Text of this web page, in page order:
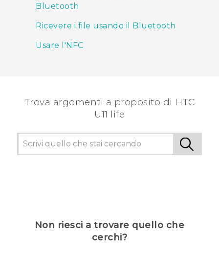
Bluetooth
Ricevere i file usando il Bluetooth
Usare l'NFC
Trova argomenti a proposito di HTC
U11 life
Non riesci a trovare quello che
cerchi?